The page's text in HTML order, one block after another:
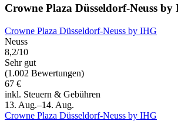
Crowne Plaza Düsseldorf-Neuss by
Crowne Plaza Düsseldorf-Neuss by IHG
Neuss
8,2/10
Sehr gut
(1.002 Bewertungen)
67 €
inkl. Steuern & Gebühren
13. Aug.–14. Aug.
Crowne Plaza Düsseldorf-Neuss by IHG